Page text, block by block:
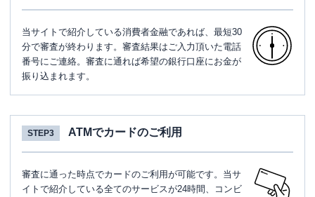
当サイトで紹介している消費者金融であれば、最短30
分で審査が終わります。審査結果はご入力頂いた電話
番号にご連絡。審査に通れば希望の銀行口座にお金が
振り込まれます。
STEP3 ATMでカードのご利用
審査に通った時点でカードのご利用が可能です。当サ
イトで紹介している全てのサービスが24時間、コンビ